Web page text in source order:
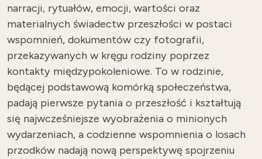
narracji, rytuałów, emocji, wartości oraz
materialnych świadectw przeszłości w postaci
wspomnień, dokumentów czy fotografii,
przekazywanych w kręgu rodziny poprzez
kontakty międzypokoleniowe. To w rodzinie,
będącej podstawową komórką społeczeństwa,
padają pierwsze pytania o przeszłość i kształtują
się najwcześniejsze wyobrażenia o minionych
wydarzeniach, a codzienne wspomnienia o losach
przodków nadają nową perspektywę spojrzeniu